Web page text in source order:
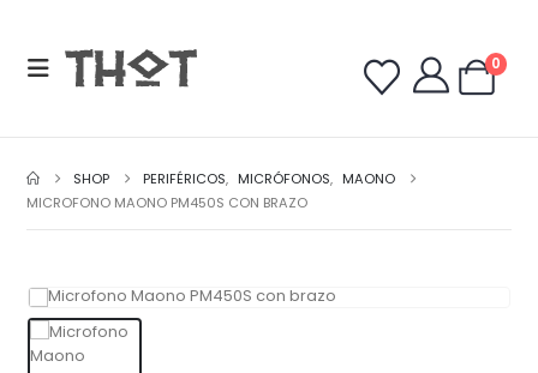
0
SHOP PERIFÉRICOS, MICRÓFONOS, MAONO
MICROFONO MAONO PM450S CON BRAZO